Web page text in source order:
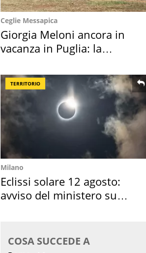
Ceglie Messapica
Giorgia Meloni ancora in
vacanza in Puglia: la
TERRITORIO
Milano
Eclissi solare 12 agosto:
avviso del ministero su